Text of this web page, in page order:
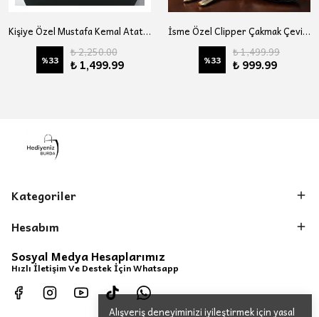
Alışveriş deneyiminizi iyileştirmek için yasal
Kişiye Özel Mustafa Kemal Atatürk Temalı Çelik Termos Çakmak Kupa Bardak Lüks Hediye Seti
%33
₺ 2,250.00
₺ 1,499.99
İsme Özel Clipper Çakmak Çevirmeli Küllük Anahtarlık Hediye Seti l Özel Kutulu ve Hediye Paketli
%33
₺ 1,499.99
₺ 999.99
Kategoriler
Hesabım
Sosyal Medya Hesaplarımız
Hızlı İletişim Ve Destek İçin Whatsapp